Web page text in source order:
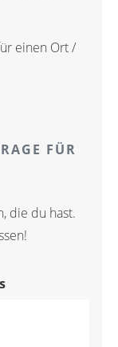
einen Ort /
FÜR
die du hast.